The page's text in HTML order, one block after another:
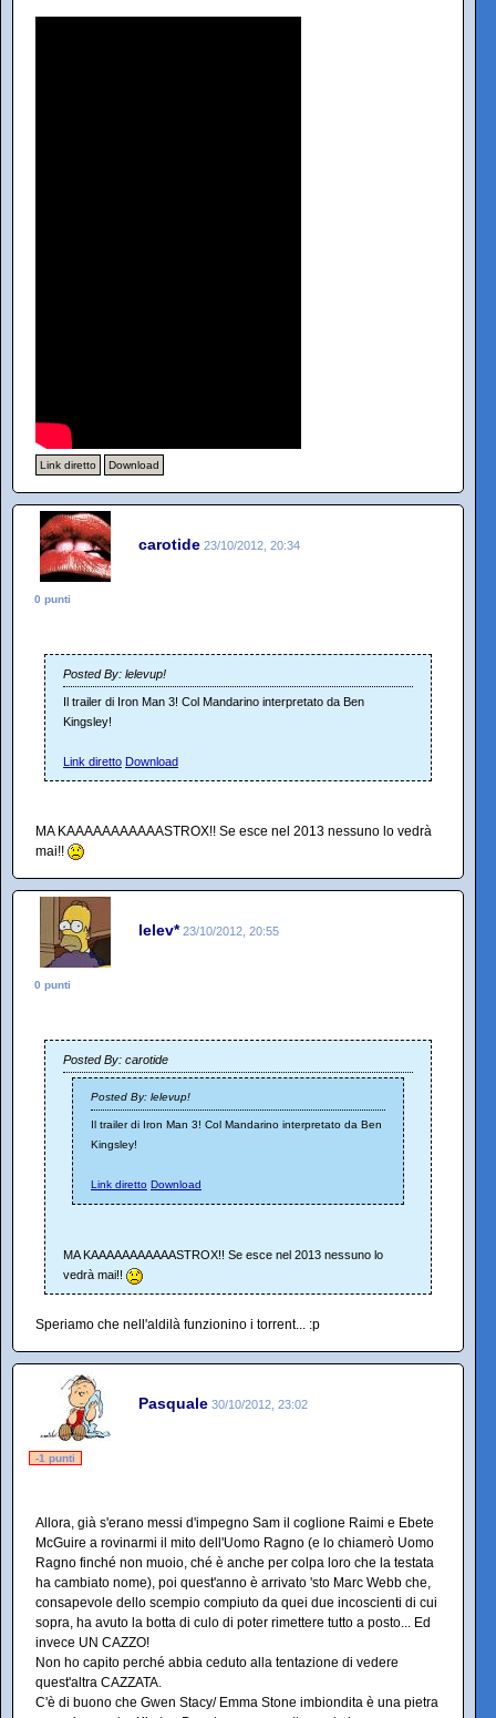
Link diretto Download
carotide 23/10/2012, 20:34
0 punti
Posted By: lelevup!
Il trailer di Iron Man 3! Col Mandarino interpretato da Ben
Kingsley!
Link diretto Download
MA KAAAAAAAAAAASTROX!! Se esce nel 2013 nessuno lo vedrà
mai!!
lelev* 23/10/2012, 20:55
0 punti
Posted By: carotide
Posted By: lelevup!
Il trailer di Iron Man 3! Col Mandarino interpretato da Ben
Kingsley!
Link diretto Download
MA KAAAAAAAAAAASTROX!! Se esce nel 2013 nessuno lo
vedrà mai!!
Speriamo che nell'aldilà funzionino i torrent... :p
Pasquale 30/10/2012, 23:02
-1 punti
Allora, già s'erano messi d'impegno Sam il coglione Raimi e Ebete
McGuire a rovinarmi il mito dell'Uomo Ragno (e lo chiamerò Uomo
Ragno finché non muoio, ché è anche per colpa loro che la testata
ha cambiato nome), poi quest'anno è arrivato 'sto Marc Webb che,
consapevole dello scempio compiuto da quei due incoscienti di cui
sopra, ha avuto la botta di culo di poter rimettere tutto a posto... Ed
invece UN CAZZO!
Non ho capito perché abbia ceduto alla tentazione di vedere
quest'altra CAZZATA.
C'è di buono che Gwen Stacy/ Emma Stone imbiondita è una pietra